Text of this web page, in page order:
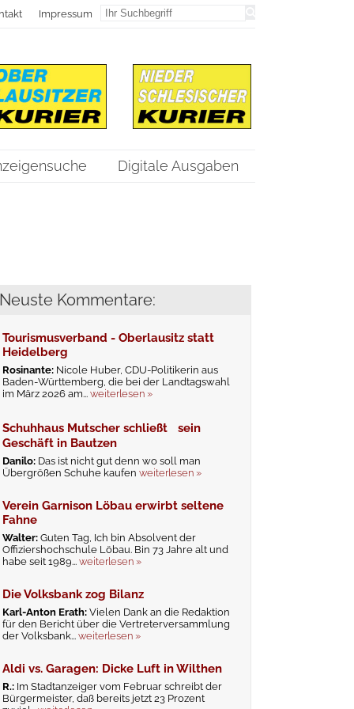
Impressum
Digitale Ausgaben
Neuste Kommentare:
Tourismusverband - Oberlausitz statt
Heidelberg
Rosinante: Nicole Huber, CDU-Politikerin aus
Baden-Württemberg, die bei der Landtagswahl
im März 2026 am...weiterlesen »
Schuhhaus Mutscher schließt sein
Geschäft in Bautzen
Danilo: Das ist nicht gut denn wo soll man
Übergrößen Schuhe kaufenweiterlesen »
Verein Garnison Löbau erwirbt seltene
Fahne
Walter:Guten Tag, Ich bin Absolvent der
Offiziershochschule Löbau. Bin 73 Jahre alt und
habe seit 1989...weiterlesen »
Die Volksbank zog Bilanz
Karl-Anton Erath:Vielen Dank an die Redaktion
für den Bericht über die Vertreterversammlung
der Volksbank...weiterlesen »
Aldi vs. Garagen: Dicke Luft in Wilthen
R.: Im Stadtanzeiger vom Februar schreibt der
Bürgermeister, daß bereits jetzt 23 Prozent